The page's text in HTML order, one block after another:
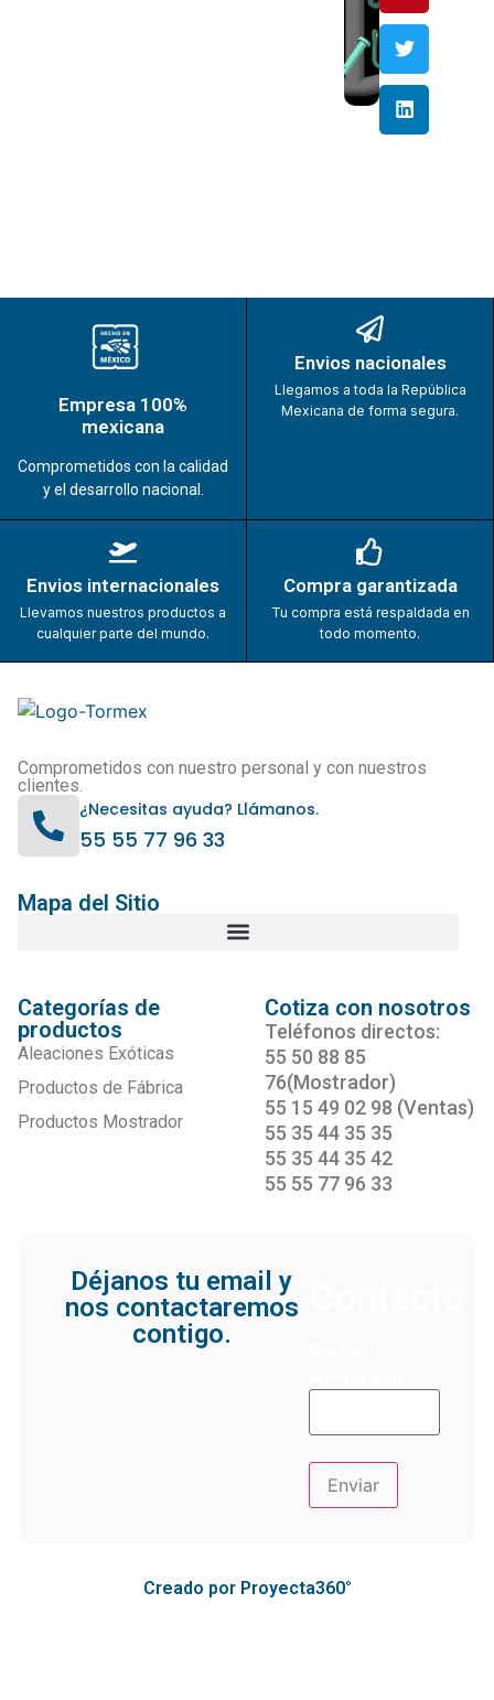
Empresa 100%
mexicana
Comprometidos con la calidad
y el desarrollo nacional.
Envios nacionales
Llegamos a toda la República
Mexicana de forma segura.
Envios internacionales
Llevamos nuestros productos a
cualquier parte del mundo.
Compra garantizada
Tu compra está respaldada en
todo momento.
Comprometidos con nuestro personal y con nuestros
clientes.
¿Necesitas ayuda? Llámanos.
55 55 77 96 33
Mapa del Sitio
Categorías de
productos
Aleaciones Exóticas
Productos de Fábrica
Productos Mostrador
Cotiza con nosotros
Teléfonos directos:
55 50 88 85
76(Mostrador)
55 15 49 02 98 (Ventas)
55 35 44 35 35
55 35 44 35 42
55 55 77 96 33
Déjanos tu email y
nos contactaremos
contigo.
Creado por Proyecta360°